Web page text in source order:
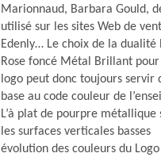
Marionnaud, Barbara Gould,
utilisé sur les sites Web de
Edenly… Le choix de la dualité
Rose foncé Métal Brillant
logo peut donc toujours servir
base au code couleur de
L’à plat de pourpre métallique
les surfaces verticales basses
évolution des couleurs du